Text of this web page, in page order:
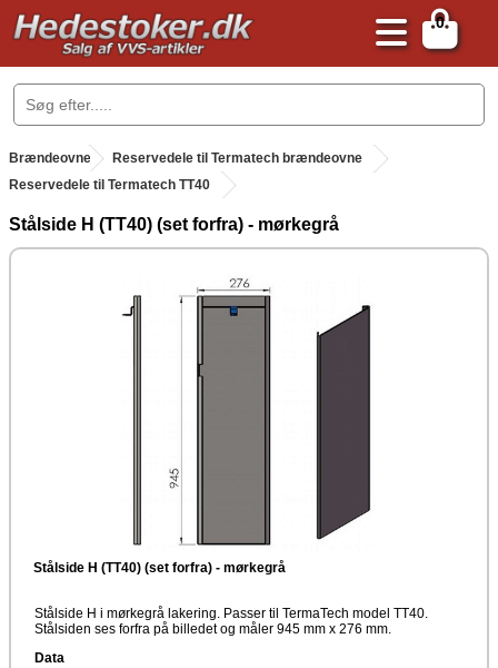
0
.
Brændeovne .
Reservedele til Termatech brændeovne
Reservedele til Termatech TT40
Stålside H (TT40) (set forfra) - mørkegrå
Stålside H (TT40) (set forfra) - mørkegrå
Stålside H i mørkegrå lakering. Passer til TermaTech model TT40.
Stålsiden ses forfra på billedet og måler 945 mm x 276 mm.
Data